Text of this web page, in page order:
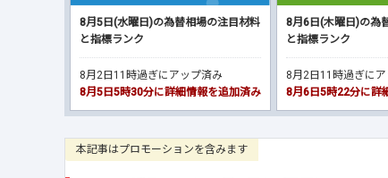
8月5日(水曜日)の為替相場の注目材料
と指標ランク
8月2日11時過ぎにアップ済み
8月5日5時30分に詳細情報を追加済み
8月6日(木曜日)の為
と指標ランク
8月2日11時過ぎに
8月6日5時22分に詳
本記事はプロモーションを含みます